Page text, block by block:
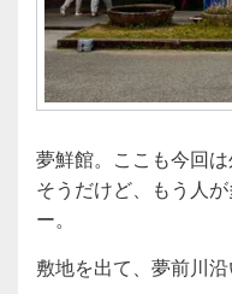
夢鮮館。ここも今回
そうだけど、もう人
ー。
敷地を出て、夢前川沿